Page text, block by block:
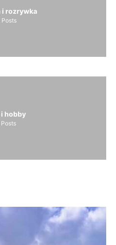
i rozrywka
Posts
i hobby
Posts